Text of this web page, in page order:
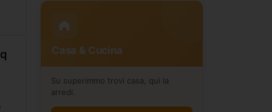
Casa & Cucina
Su superimmo trovi casa, qui la
arredi.